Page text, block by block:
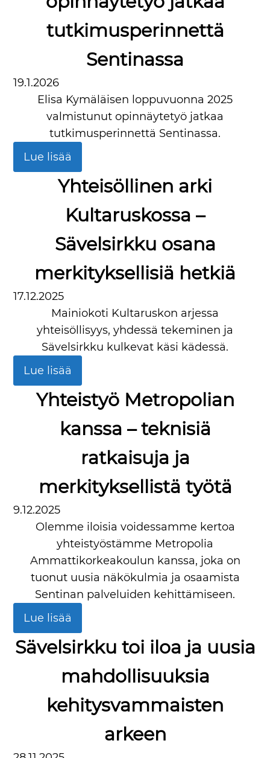
tutkimusperinnettä
Sentinassa
19.1.2026
Elisa Kymäläisen loppuvuonna 2025
valmistunut opinnäytetyö jatkaa
tutkimusperinnettä Sentinassa.
Lue lisää
Yhteisöllinen arki
Kultaruskossa –
Sävelsirkku osana
merkityksellisiä hetkiä
17.12.2025
Mainiokoti Kultaruskon arjessa
yhteisöllisyys, yhdessä tekeminen ja
Sävelsirkku kulkevat käsi kädessä.
Lue lisää
Yhteistyö Metropolian
kanssa – teknisiä
ratkaisuja ja
merkityksellistä työtä
9.12.2025
Olemme iloisia voidessamme kertoa
yhteistyöstämme Metropolia
Ammattikorkeakoulun kanssa, joka on
tuonut uusia näkökulmia ja osaamista
Sentinan palveluiden kehittämiseen.
Lue lisää
Sävelsirkku toi iloa ja uusia
mahdollisuuksia
kehitysvammaisten
arkeen